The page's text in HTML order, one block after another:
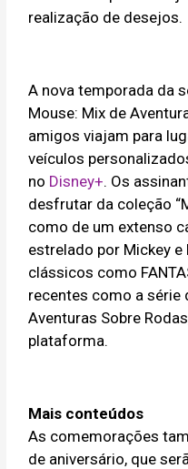
realização de desejos.
A nova temporada da
Mouse: Mix de
amigos viajam para
veículos
no Disney+. Os
desfrutar da coleção
como de um extenso
estrelado por Mickey
clássicos como
recentes como a série
Aventuras Sobre
plataforma.
Mais conteúdos
As comemorações
de aniversário, que